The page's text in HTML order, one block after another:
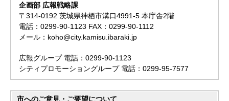
企画部 広報戦略課
〒314-0192 茨城県神栖市溝口4991-5 本庁舎2階
電話：0299-90-1123 FAX：0299-90-1112
メール：koho@city.kamisu.ibaraki.jp
広報グループ 電話：0299-90-1123
シティプロモーショングループ 電話：0299-95-7577
市へのご意見・ご要望について